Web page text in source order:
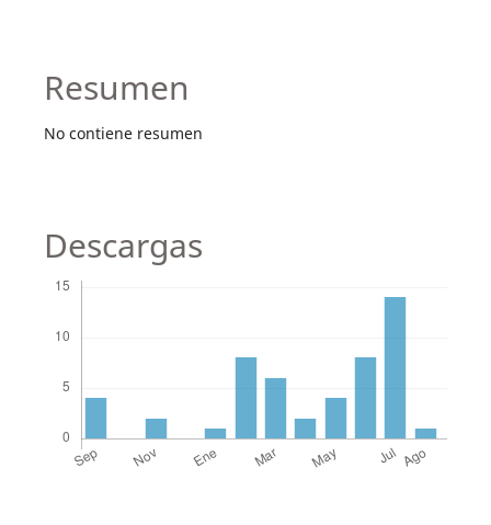
Resumen
No contiene resumen
Descargas